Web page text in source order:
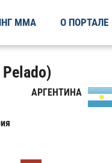
ММА О ПОРТАЛЕ
АРГЕНТИНА